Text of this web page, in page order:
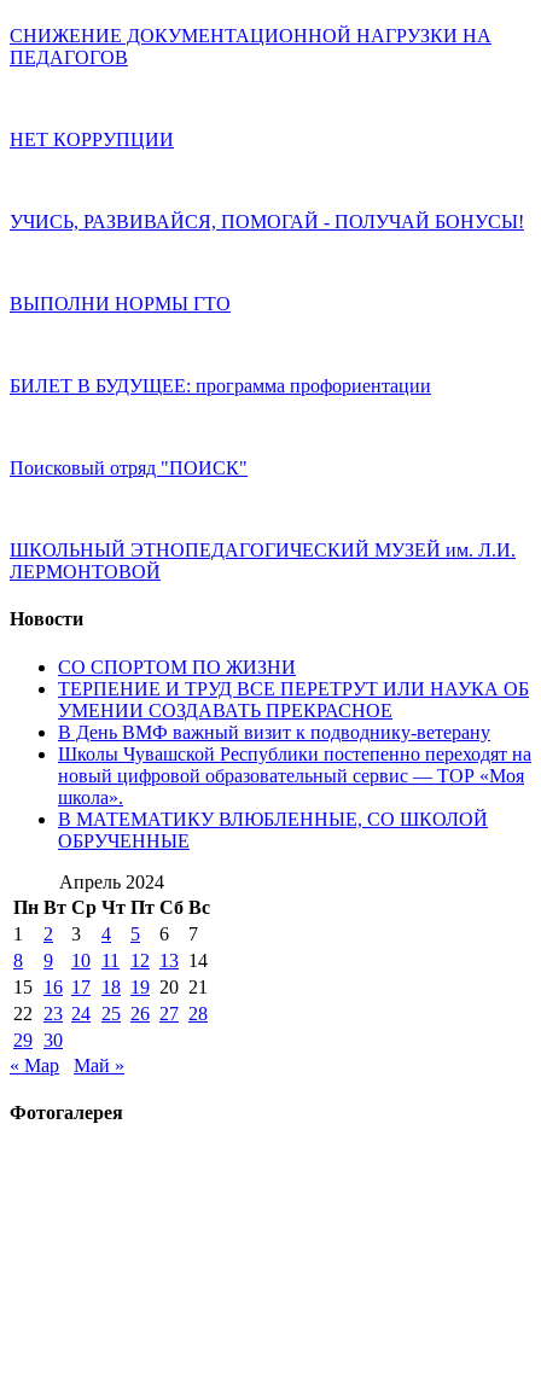
СНИЖЕНИЕ ДОКУМЕНТАЦИОННОЙ НАГРУЗКИ НА
ПЕДАГОГОВ
НЕТ КОРРУПЦИИ
УЧИСЬ, РАЗВИВАЙСЯ, ПОМОГАЙ - ПОЛУЧАЙ БОНУСЫ!
ВЫПОЛНИ НОРМЫ ГТО
БИЛЕТ В БУДУЩЕЕ: программа профориентации
Поисковый отряд "ПОИСК"
ШКОЛЬНЫЙ ЭТНОПЕДАГОГИЧЕСКИЙ МУЗЕЙ им. Л.И.
ЛЕРМОНТОВОЙ
Новости
СО СПОРТОМ ПО ЖИЗНИ
ТЕРПЕНИЕ И ТРУД ВСЕ ПЕРЕТРУТ ИЛИ НАУКА ОБ
УМЕНИИ СОЗДАВАТЬ ПРЕКРАСНОЕ
В День ВМФ важный визит к подводнику-ветерану
Школы Чувашской Республики постепенно переходят на
новый цифровой образовательный сервис — ТОР «Моя
школа».
В МАТЕМАТИКУ ВЛЮБЛЕННЫЕ, СО ШКОЛОЙ
ОБРУЧЕННЫЕ
Апрель 2024
Пн Вт Ср Чт Пт Сб Вс
1
2 3 4 5 6
7
8
9 10 11 12 13 14
15 16 17 18 19 20 21
22
23 24 25 26 27 28
29 30
« Мар
Май »
Фотогалерея